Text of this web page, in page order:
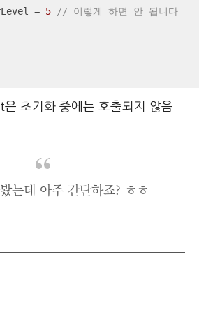
= 5
// 이렇게 하면 안 됩니다
초기화 중에는 호출되지 않음
는데 아주 간단하죠? ㅎㅎ